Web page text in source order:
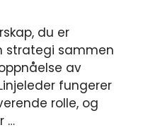
du er
strategi sammen
av
fungerer
rolle, og
…